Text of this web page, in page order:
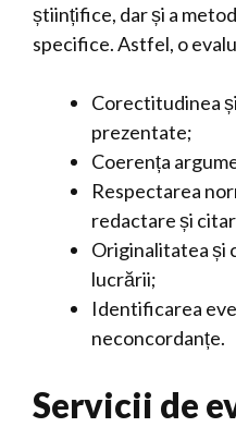
științifice, dar și a
specifice. Astfel, o
Corectitudinea
prezentate;
Coerența
Respectarea
redactare și
Originalitatea și
lucrării;
Identificarea
neconcordanțe.
Servicii de